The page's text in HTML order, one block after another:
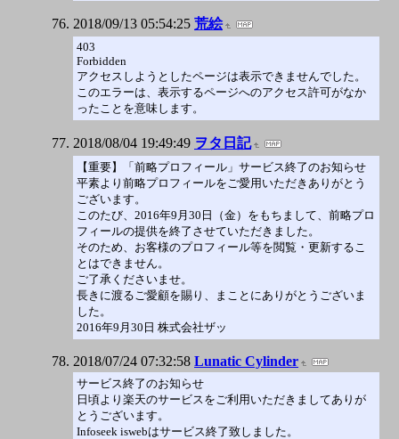
2018/09/13 05:54:25 荒絵
403
Forbidden
アクセスしようとしたページは表示できませんでした。
このエラーは、表示するページへのアクセス許可がなか
ったことを意味します。
2018/08/04 19:49:49 ヲタ日記
【重要】「前略プロフィール」サービス終了のお知らせ
平素より前略プロフィールをご愛用いただきありがとう
ございます。
このたび、2016年9月30日（金）をもちまして、前略プロ
フィールの提供を終了させていただきました。
そのため、お客様のプロフィール等を閲覧・更新するこ
とはできません。
ご了承くださいませ。
長きに渡るご愛顧を賜り、まことにありがとうございま
した。
2016年9月30日 株式会社ザッ
2018/07/24 07:32:58 Lunatic Cylinder
サービス終了のお知らせ
日頃より楽天のサービスをご利用いただきましてありが
とうございます。
Infoseek iswebはサービス終了致しました。